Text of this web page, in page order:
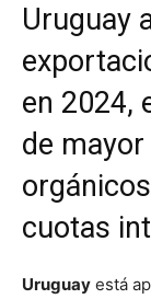
Uruguay
en 2024,
de
cuotas
Uruguay está